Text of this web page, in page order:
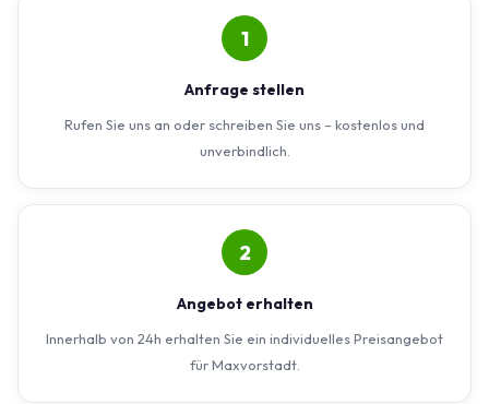
1
Anfrage stellen
Rufen Sie uns an oder schreiben Sie uns – kostenlos und
unverbindlich.
2
Angebot erhalten
Innerhalb von 24h erhalten Sie ein individuelles Preisangebot
für Maxvorstadt.